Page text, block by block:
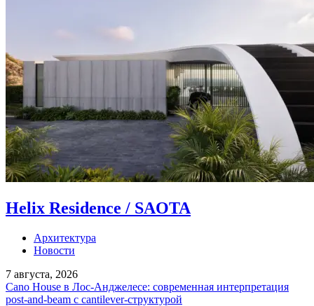
Helix Residence / SAOTA
Архитектура
Новости
7 августа, 2026
Cano House в Лос-Анджелесе: современная интерпретация
post-and-beam с cantilever-структурой